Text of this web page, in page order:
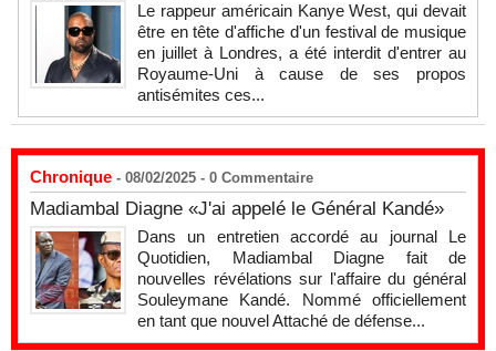
Le rappeur américain Kanye West, qui devait
être en tête d'affiche d'un festival de musique
en juillet à Londres, a été interdit d'entrer au
Royaume-Uni à cause de ses propos
antisémites ces...
Chronique - 08/02/2025 - 0 Commentaire
Madiambal Diagne «J'ai appelé le Général Kandé»
Dans un entretien accordé au journal Le
Quotidien, Madiambal Diagne fait de
nouvelles révélations sur l'affaire du général
Souleymane Kandé. Nommé officiellement
en tant que nouvel Attaché de défense...